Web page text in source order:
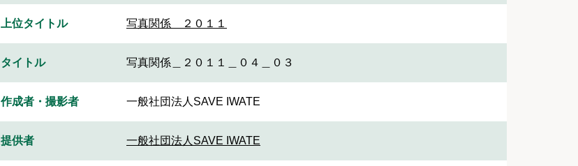
上位タイトル 写真関係 ２０１１
タイトル 写真関係＿２０１１＿０４＿０３
作成者・撮影者 一般社団法人SAVE IWATE
提供者 一般社団法人SAVE IWATE